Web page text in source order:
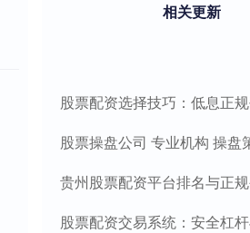
相关更新
股票配资选择技巧：低息正
股票操盘公司 专业机构 操盘
贵州股票配资平台排名与正
股票配资交易系统：安全杠